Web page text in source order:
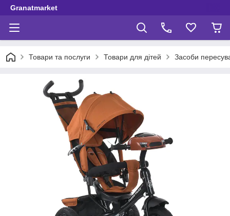
Granatmarket
Товари та послуги Товари для дітей Засоби